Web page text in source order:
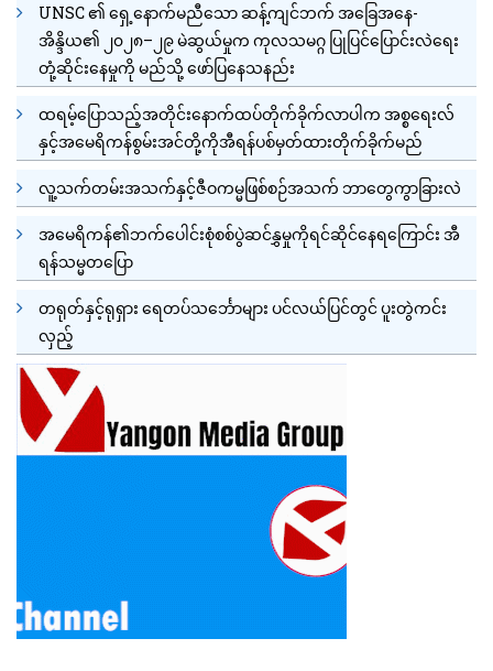
UNSC ၏ ရှေ့နောက်မညီသော ဆန့်ကျင်ဘက် အခြေအနေ-
အိန္ဒိယ၏ ၂၀၂၈–၂၉ မဲဆွယ်မှုက ကုလသမဂ္ဂ ပြုပြင်ပြောင်းလဲရေး
တုံ့ဆိုင်းနေမှုကို မည်သို့ ဖော်ပြနေသနည်း
ထရမ့်ပြောသည့်အတိုင်းနောက်ထပ်တိုက်ခိုက်လာပါက အစ္စရေးလ်
နှင့်အမေရိကန်စွမ်းအင်တို့ကိုအီရန်ပစ်မှတ်ထားတိုက်ခိုက်မည်
လူ့သက်တမ်းအသက်နှင့်ဇီဝကမ္မဖြစ်စဉ်အသက် ဘာတွေကွာခြားလဲ
အမေရိကန်၏ဘက်ပေါင်းစုံစစ်ပွဲဆင်နွှမှုကိုရင်ဆိုင်နေရကြောင်း အီ
ရန်သမ္မတပြော
တရုတ်နှင့်ရုရှား ရေတပ်သင်္ဘောများ ပင်လယ်ပြင်တွင် ပူးတွဲကင်း
လှည့်